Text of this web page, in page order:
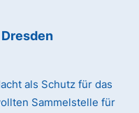
als Schutz für das
Sammelstelle für